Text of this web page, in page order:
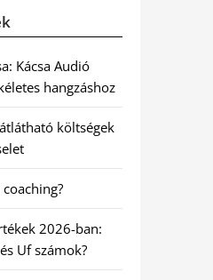
Kácsa Audió
hangzáshoz
költségek
2026-ban:
Uf számok?